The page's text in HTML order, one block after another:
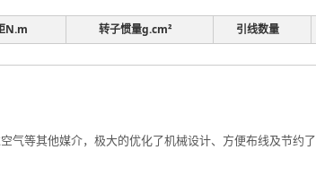
N.m 转子惯量g.cm² 引线数量
气等其他媒介，极大的优化了机械设计、方便布线及节约